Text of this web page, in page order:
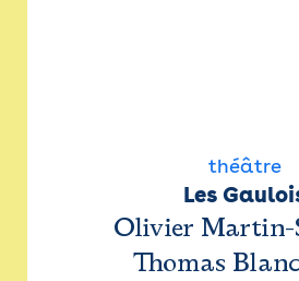
théâtre
Les
Olivier Martin-
Thomas